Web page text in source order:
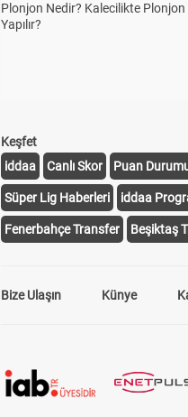
Plonjon Nedir? Kalecilikte Plonjon
Yapılır?
Keşfet
iddaa
Canlı Skor Puan
Süper Lig Haberleri iddaa
Fenerbahçe Transfer Beşiktaş
Bize Ulaşın Künye